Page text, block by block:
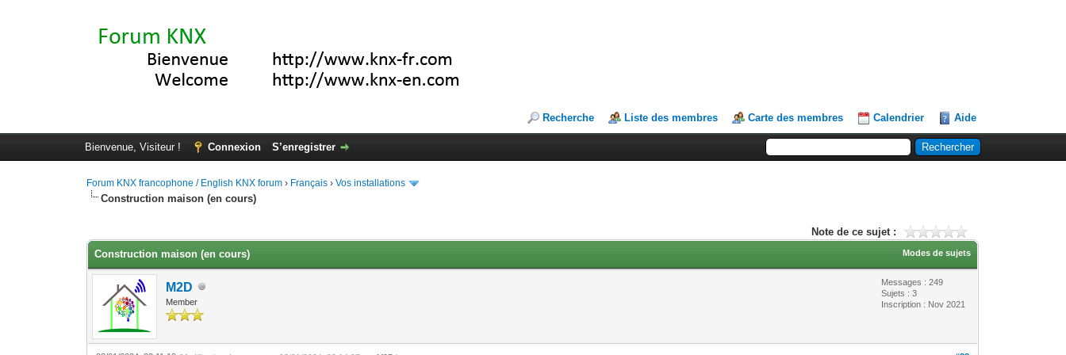
Recherche Liste des membres Carte des membres Calendrier Aide
Bienvenue, Visiteur ! Connexion S’enregistrer
Forum KNX francophone / English KNX forum › Français ›Vos installations
Construction maison (en cours)
Note de ce sujet :
Modes de sujets
Construction maison (en cours)
M2D
Member
Messages : 249
Sujets : 3
Inscription : Nov 2021